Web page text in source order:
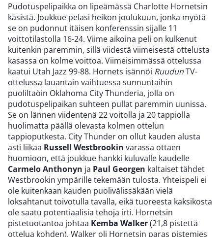
Pudotuspelipaikka on lipeämässä Charlotte Hornetsin
käsistä. Joukkue pelasi heikon joulukuun, jonka myötä
se on pudonnut itäisen konferenssin sijalle 11
voittotilastolla 16-24. Viime aikoina peli on kulkenut
kuitenkin paremmin, sillä viidestä viimeisestä ottelusta
kasassa on kolme voittoa. Viimeisimmässä ottelussa
kaatui Utah Jazz 99-88. Hornets isännöi RuudunTV-
ottelussa lauantain vaihtuessa sunnuntaihin
puoliltaöin Oklahoma City Thunderia, jolla on
pudotuspelipaikan suhteen pullat paremmin uunissa.
Se on lännen viidentenä 22 voitolla ja 20 tappiolla
huolimatta päällä olevasta kolmen ottelun
tappioputkesta. City Thunder on ollut kauden alusta
asti liikaa Russell Westbrookin varassa ottaen
huomioon, että joukkue hankki kuluvalle kaudelle
Carmelo Anthonyn ja Paul Georgen kaltaiset tähdet
Westbrookin ympärille tekemään tulosta. Yhteispeli ei
ole kuitenkaan kauden puolivälissäkään vielä
loksahtanut toivotulla tavalla, eikä tuoreesta kaksikosta
ole saatu potentiaalisia tehoja irti. Hornetsin
pistetuotantoa johtaa Kemba Walker(21,8 pistettä
ottelua kohden). Walker oli Hornetsin paras pistemies